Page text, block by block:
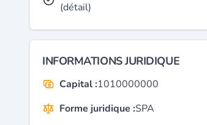
(détail)
INFORMATIONS JURIDIQUE
Capital :1010000000
Forme juridique :SPA